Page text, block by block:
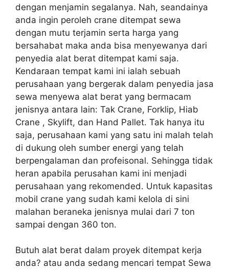
dengan menjamin segalanya. Nah, seandainya
anda ingin peroleh crane ditempat sewa
dengan mutu terjamin serta harga yang
bersahabat maka anda bisa menyewanya dari
penyedia alat berat ditempat kami saja.
Kendaraan tempat kami ini ialah sebuah
perusahaan yang bergerak dalam penyedia jasa
sewa menyewa alat berat yang bermacam
jenisnya antara lain: Tak Crane, Forklip, Hiab
Crane , Skylift, dan Hand Pallet. Tak hanya itu
saja, perusahaan kami yang satu ini malah telah
di dukung oleh sumber energi yang telah
berpengalaman dan profeisonal. Sehingga tidak
heran apabila perusahan kami ini menjadi
perusahaan yang rekomended. Untuk kapasitas
mobil crane yang sudah kami kelola di sini
malahan beraneka jenisnya mulai dari 7 ton
sampai dengan 360 ton.
Butuh alat berat dalam proyek ditempat kerja
anda? atau anda sedang mencari tempat Sewa